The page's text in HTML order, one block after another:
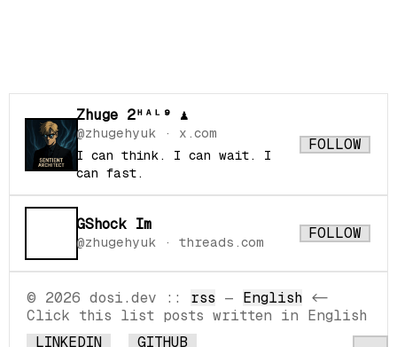
Zhuge 2ᴴᴬᴸ⁹ ♟
@zhugehyuk · x.com
I can think. I can wait. I
can fast.
FOLLOW
GShock Im
@zhugehyuk · threads.com
FOLLOW
© 2026 dosi.dev :: rss — English <-
Click this list posts written in English
LINKEDIN
GITHUB